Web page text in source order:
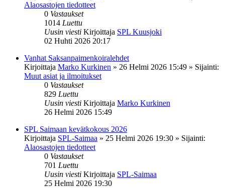
Alaosastojen tiedotteet
0 Vastaukset
1014 Luettu
Uusin viesti Kirjoittaja SPL Kuusjoki
02 Huhti 2026 20:17
Vanhat Saksanpaimenkoiralehdet
Kirjoittaja Marko Kurkinen » 26 Helmi 2026 15:49 » Sijainti:
Muut asiat ja ilmoitukset
0 Vastaukset
829 Luettu
Uusin viesti Kirjoittaja Marko Kurkinen
26 Helmi 2026 15:49
SPL Saimaan kevätkokous 2026
Kirjoittaja SPL-Saimaa » 25 Helmi 2026 19:30 » Sijainti:
Alaosastojen tiedotteet
0 Vastaukset
701 Luettu
Uusin viesti Kirjoittaja SPL-Saimaa
25 Helmi 2026 19:30